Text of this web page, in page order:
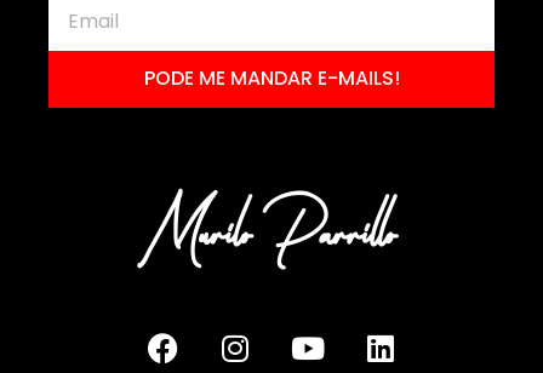
PODE ME MANDAR E-MAILS!